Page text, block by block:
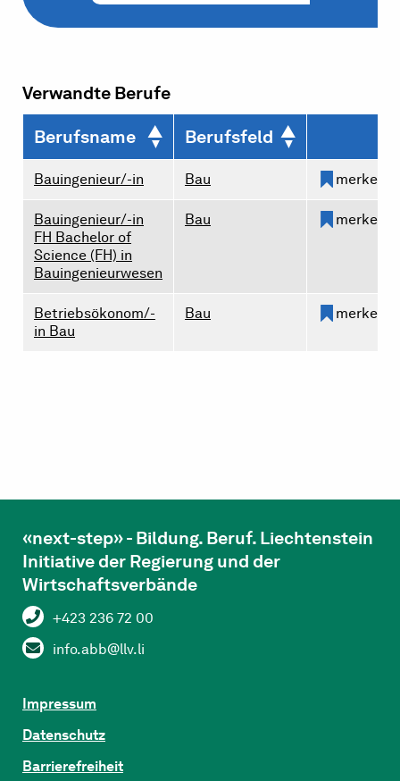
Verwandte Berufe
Berufsname Berufsfeld
Bauingenieur/-in Bau merken
Bauingenieur/-in
FH Bachelor of
Science (FH) in
Bauingenieurwesen
Bau merken
Betriebsökonom/-
in Bau
Bau merken
«next-step» - Bildung. Beruf. Liechtenstein
Initiative der Regierung und der
Wirtschaftsverbände
+423 236 72 00
info.abb@llv.li
Impressum
Datenschutz
Barrierefreiheit